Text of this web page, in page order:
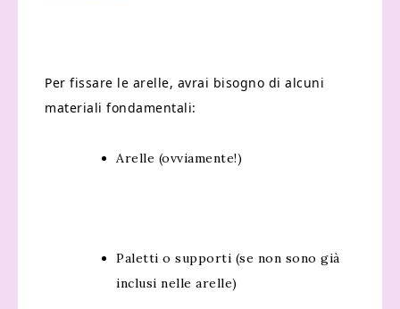
Per fissare le arelle, avrai bisogno di alcuni
materiali fondamentali:
Arelle (ovviamente!)
Paletti o supporti (se non sono già
inclusi nelle arelle)